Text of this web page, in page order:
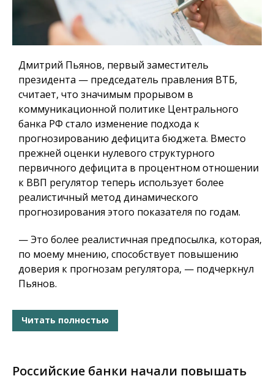
Дмитрий Пьянов, первый заместитель
президента — председатель правления ВТБ,
считает, что значимым прорывом в
коммуникационной политике Центрального
банка РФ стало изменение подхода к
прогнозированию дефицита бюджета. Вместо
прежней оценки нулевого структурного
первичного дефицита в процентном отношении
к ВВП регулятор теперь использует более
реалистичный метод динамического
прогнозирования этого показателя по годам.
— Это более реалистичная предпосылка, которая,
по моему мнению, способствует повышению
доверия к прогнозам регулятора, — подчеркнул
Пьянов.
Читать полностью
Российские банки начали повышать